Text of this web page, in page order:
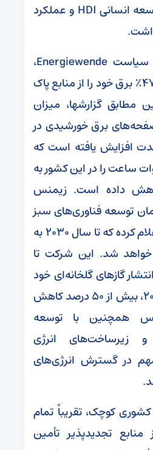
ارتقای شاخصهای توسعه انسانی HDI و عملکرد
آلمان نیز با اجرای سیاست Energiewende،
موفق شده بیش از ۴۷٪ برق خود را از منابع پاک
مطابق گزارشها، میزان
صفحه‌های برق خورشیدی در
افزایش یافته است که
ساعت را در این کشور به
داده است. زیمنس
توسعه فناوری‌های سبز
است. این شرکت اعلام کرده که تا سال ۲۰۳۰ به
شد. این شرکت تا
میزان انتشار گازهای گلخانه‌ای خود
را نسبت به سال ۲۰۱۴، بیش از ۵۰ درصد کاهش
همچنین با توسعه
و زیرساخت‌های انرژی
در گسترش انرژی‌های
کشوری کوچک، تقریباً تمام
تجدیدپذیر تأمین